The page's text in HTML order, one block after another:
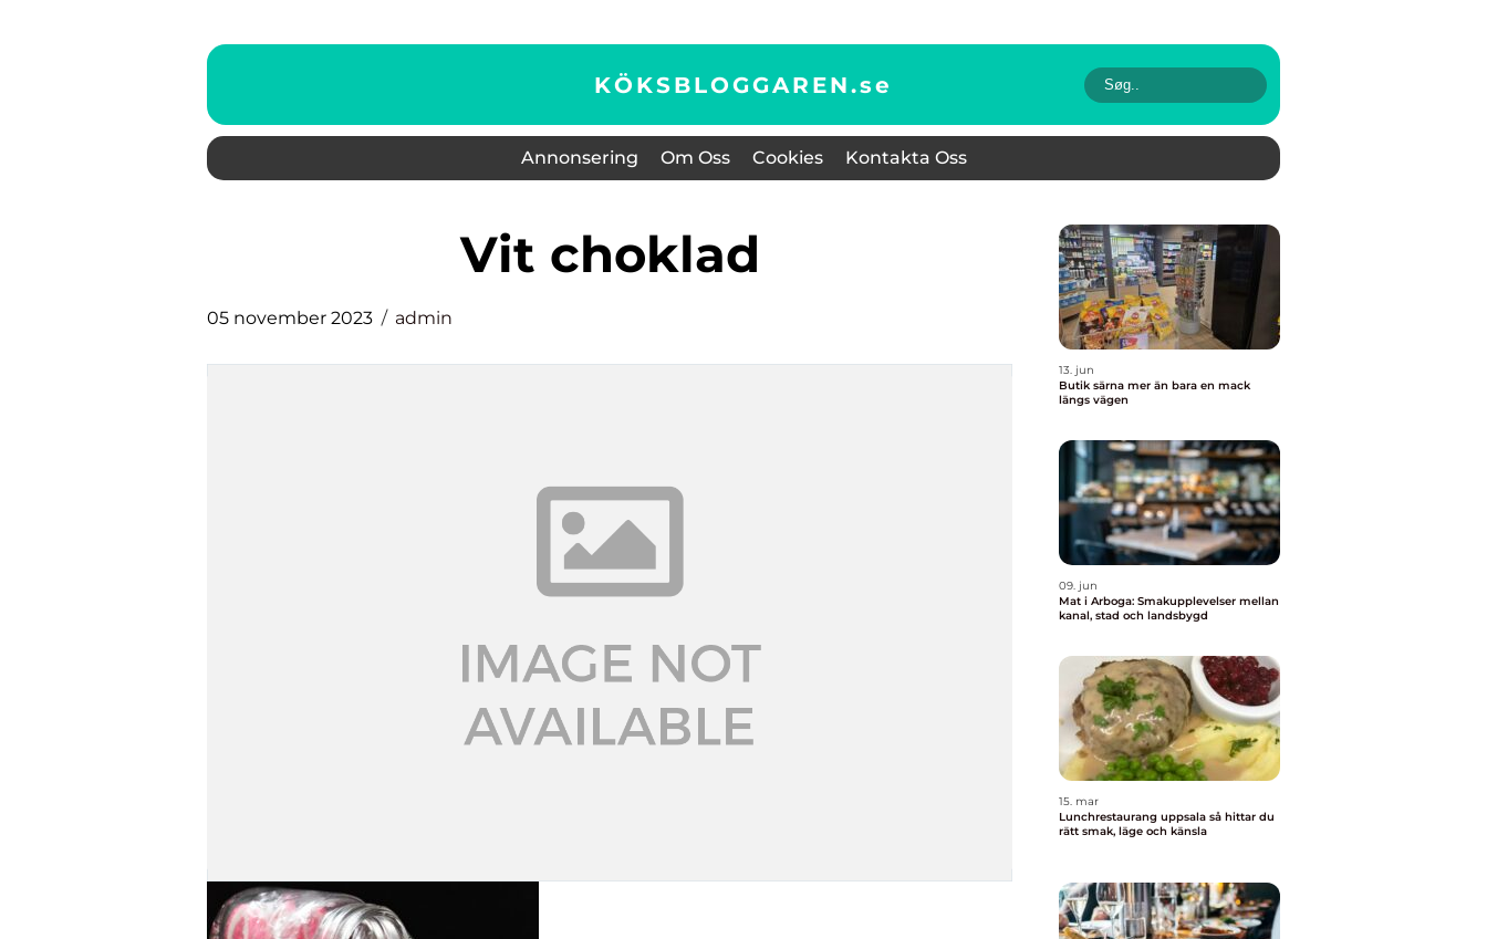
KÖKSBLOGGAREN.se
Annonsering Om Oss Cookies Kontakta Oss
vit choklad
05 november 2023 admin
13. jun
Butik särna mer än bara en mack
längs vägen
09. jun
Mat i Arboga: Smakupplevelser mellan
kanal, stad och landsbygd
15. mar
Lunchrestaurang uppsala så hittar du
rätt smak, läge och känsla